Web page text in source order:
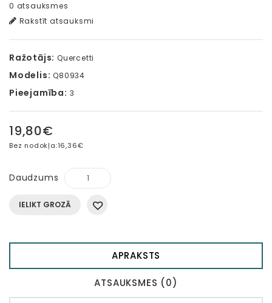
0 atsauksmes
Rakstīt atsauksmi
Ražotājs: Quercetti
Modelis: Q80934
Pieejamība: 3
19,80€
Bez nodokļa:16,36€
Daudzums
IELIKT GROZĀ
APRAKSTS
ATSAUKSMES (0)